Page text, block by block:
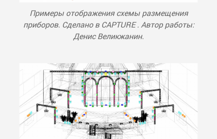
Примеры отображения схемы размещения
приборов. Сделано в CAPTURE . Автор работы:
Денис Великжанин.